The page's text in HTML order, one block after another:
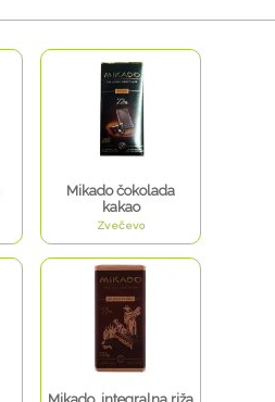
Mikado čokolada
kakao
Zvečevo